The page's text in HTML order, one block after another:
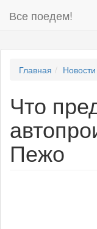
Все поедем!
Главная Новости
Что
Пежо